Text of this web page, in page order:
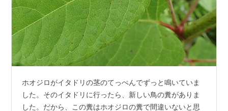
ホオジロがイタドリの茎のてっぺんでずっと鳴いていま
した。そのイタドリに行ったら、新しい鳥の糞がありま
した。だから、この糞はホオジロの糞で間違いないと思